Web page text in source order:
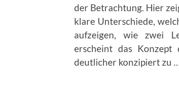
der Betrachtung. Hier
klare Unterschiede,
aufzeigen, wie zwei
erscheint das Konzept
deutlicher konzipiert zu